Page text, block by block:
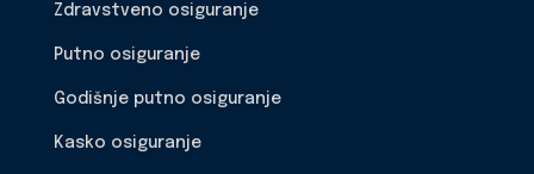
Zdravstveno osiguranje
Putno osiguranje
Godišnje putno osiguranje
Kasko osiguranje